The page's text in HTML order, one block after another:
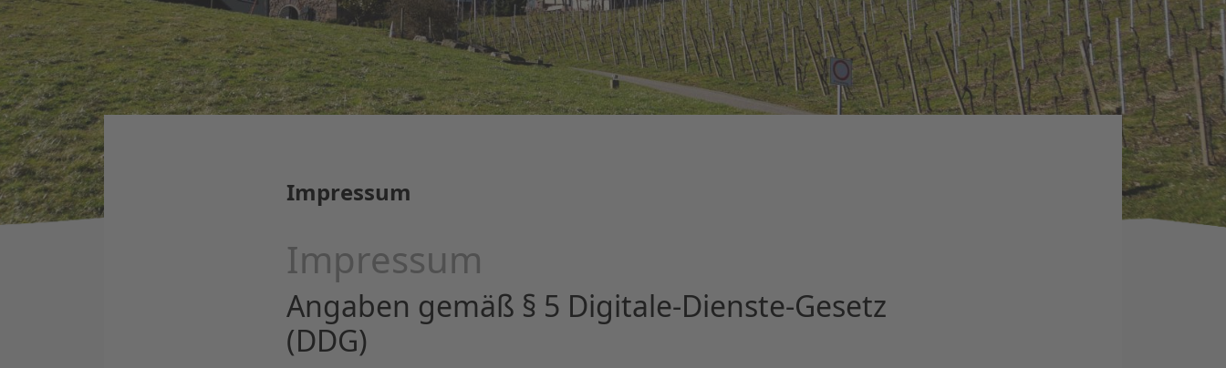
Impressum
Impressum
Angaben gemäß § 5 Digitale-Dienste-Gesetz
(DDG)